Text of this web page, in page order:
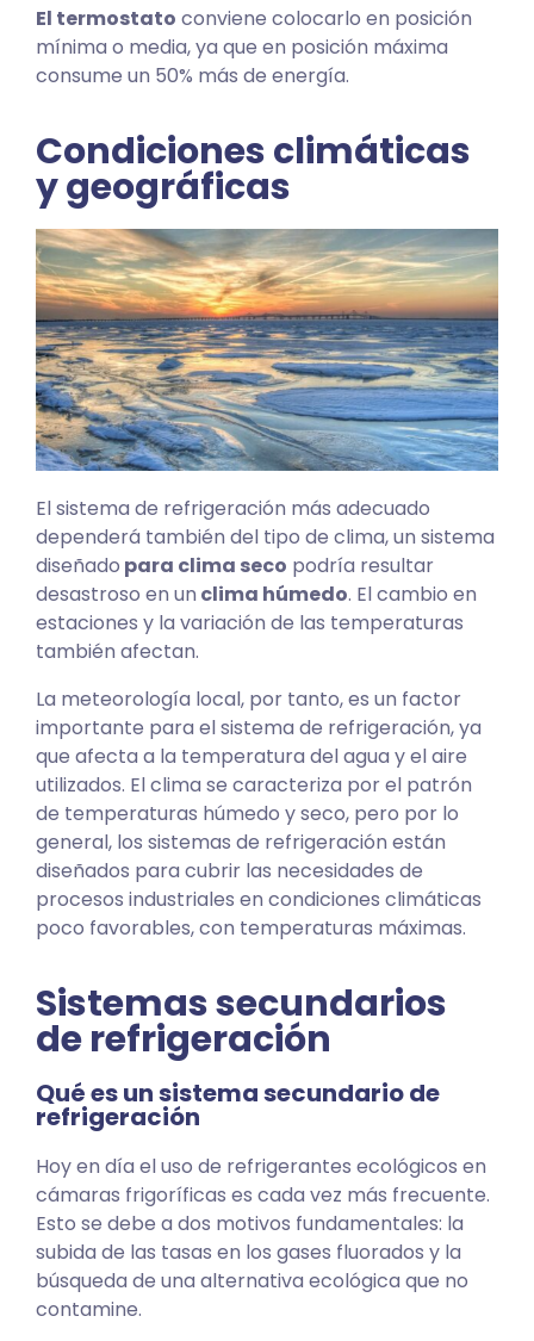
El termostato conviene colocarlo en posición
mínima o media, ya que en posición máxima
consume un 50% más de energía.
Condiciones climáticas
y geográficas
El sistema de refrigeración más adecuado
dependerá también del tipo de clima, un sistema
diseñado para clima seco podría resultar
desastroso en un clima húmedo. El cambio en
estaciones y la variación de las temperaturas
también afectan.
La meteorología local, por tanto, es un factor
importante para el sistema de refrigeración, ya
que afecta a la temperatura del agua y el aire
utilizados. El clima se caracteriza por el patrón
de temperaturas húmedo y seco, pero por lo
general, los sistemas de refrigeración están
diseñados para cubrir las necesidades de
procesos industriales en condiciones climáticas
poco favorables, con temperaturas máximas.
Sistemas secundarios
de refrigeración
Qué es un sistema secundario de
refrigeración
Hoy en día el uso de refrigerantes ecológicos en
cámaras frigoríficas es cada vez más frecuente.
Esto se debe a dos motivos fundamentales: la
subida de las tasas en los gases fluorados y la
búsqueda de una alternativa ecológica que no
contamine.